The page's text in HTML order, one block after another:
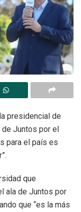
presidencial de
de Juntos por el
para el país es
que
ala de Juntos por
que “es la más